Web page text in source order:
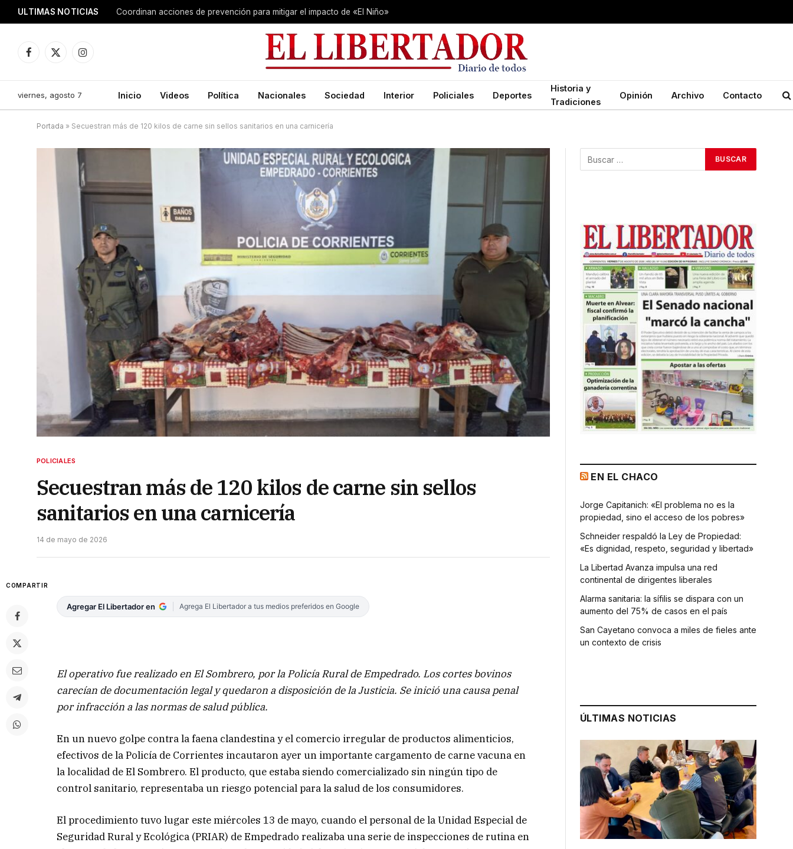
ULTIMAS NOTICIAS Coordinan acciones de prevención para mitigar el impacto de «El Niño»
Facebook
X
Instagram
viernes, agosto 7 Inicio Videos Política Nacionales Sociedad Interior Policiales Deportes
Historia y
Tradiciones
Opinión Archivo Contacto
Portada » Secuestran más de 120 kilos de carne sin sellos sanitarios en una carnicería
POLICIALES
Secuestran más de 120 kilos de carne sin sellos
sanitarios en una carnicería
14 de mayo de 2026
COMPARTIR
Agregar El Libertador en Agrega El Libertador a tus medios preferidos en Google
El operativo fue realizado en El Sombrero, por la Policía Rural de Empedrado. Los cortes bovinos
carecían de documentación legal y quedaron a disposición de la Justicia. Se inició una causa penal
por infracción a las normas de salud pública.
En un nuevo golpe contra la faena clandestina y el comercio irregular de productos alimenticios,
efectivos de la Policía de Corrientes incautaron ayer un importante cargamento de carne vacuna en
la localidad de El Sombrero. El producto, que estaba siendo comercializado sin ningún tipo de
control sanitario, representaba un riesgo potencial para la salud de los consumidores.
El procedimiento tuvo lugar este miércoles 13 de mayo, cuando el personal de la Unidad Especial de
Seguridad Rural y Ecológica (PRIAR) de Empedrado realizaba una serie de inspecciones de rutina en
EN EL CHACO
Jorge Capitanich: «El problema no es la
propiedad, sino el acceso de los pobres»
Schneider respaldó la Ley de Propiedad:
«Es dignidad, respeto, seguridad y libertad»
La Libertad Avanza impulsa una red
continental de dirigentes liberales
Alarma sanitaria: la sífilis se dispara con un
aumento del 75% de casos en el país
San Cayetano convoca a miles de fieles ante
un contexto de crisis
ÚLTIMAS NOTICIAS